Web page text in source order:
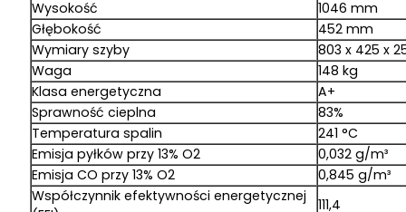
Wysokość
1046 mm
Głębokość
452 mm
Wymiary szyby
803 x 425 x
Waga
148 kg
Klasa energetyczna
A+
Sprawność cieplna
83%
Temperatura spalin
241 °C
Emisja pyłków przy 13% O2
0,032 g/m³
Emisja CO przy 13% O2
0,845 g/m³
Współczynnik efektywności energetycznej
111,4